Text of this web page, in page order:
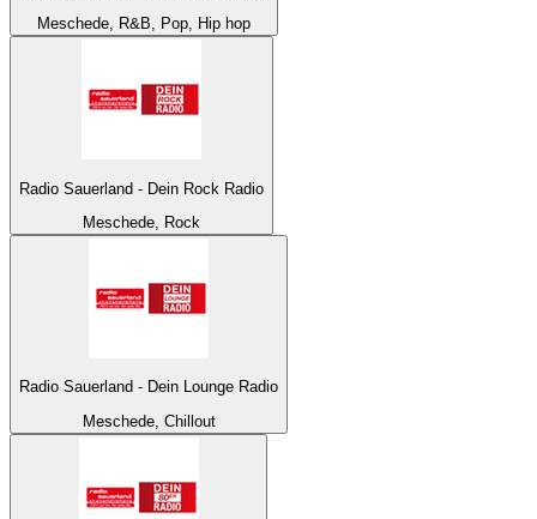
Meschede, R&B, Pop, Hip hop
Radio Sauerland - Dein Rock Radio
Meschede, Rock
Radio Sauerland - Dein Lounge Radio
Meschede, Chillout